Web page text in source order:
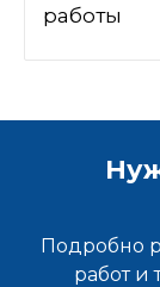
работы
Подробно
работ и